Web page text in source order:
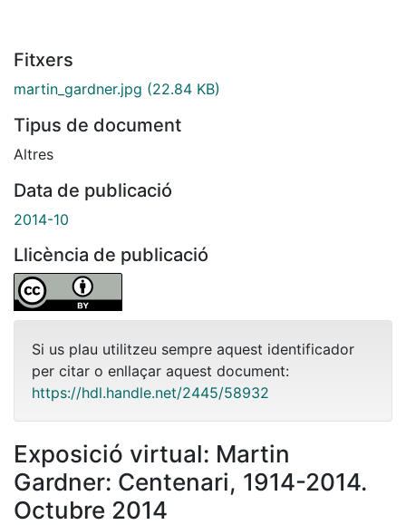
Fitxers
martin_gardner.jpg (22.84 KB)
Tipus de document
Altres
Data de publicació
2014-10
Llicència de publicació
Si us plau utilitzeu sempre aquest identificador
per citar o enllaçar aquest document:
https://hdl.handle.net/2445/58932
Exposició virtual: Martin
Gardner: Centenari, 1914-2014.
Octubre 2014